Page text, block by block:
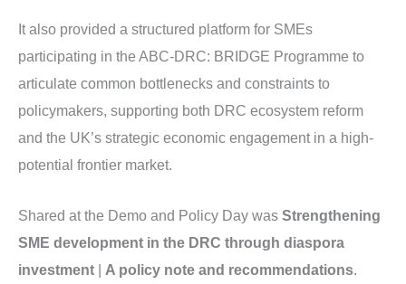
It also provided a structured platform for SMEs
participating in the ABC-DRC: BRIDGE Programme to
articulate common bottlenecks and constraints to
policymakers, supporting both DRC ecosystem reform
and the UK’s strategic economic engagement in a high-
potential frontier market.
Shared at the Demo and Policy Day was Strengthening
SME development in the DRC through diaspora
investment
A policy note and recommendations.